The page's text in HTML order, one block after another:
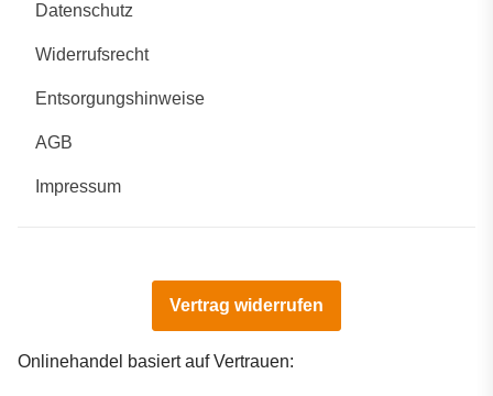
Datenschutz
Widerrufsrecht
Entsorgungshinweise
AGB
Impressum
Vertrag widerrufen
Onlinehandel basiert auf Vertrauen: